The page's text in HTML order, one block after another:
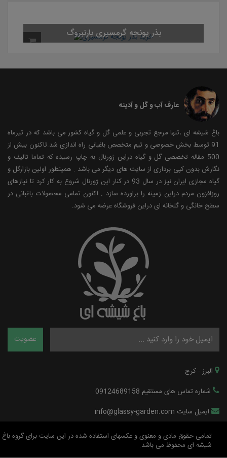
بذر یونجه گرمسیری بارنبروگ
عارف آب و گل و آدینه
باغ شیشه ای ،تنها مرجع تجربی و علمی گل و گیاه کشور می باشد که در تیرماه
91 توسط بخش خصوصی و تیم متخصص باغبانی راه اندازی شد.تاکنون بیش از
500 مقاله تخصصی گل و گیاه دراین ژورنال به چاپ رسیده که تماما تالیف و
نگارش بدون کپی برداری از سایت های دیگر می باشد . همینطور اولین بازارگل و
گیاه مجازی ایران نیز در سال 93 در کنار این ژورنال شروع به کار کرد تا نیازهای
روزافزون مردم دراین زمینه را براورده سازد . اکنون تمامی محصولات باغبانی در
سطح خانگی و گلخانه ای دراین فروشگاه عرضه می شود.
البرز - کرج
شماره تماس های مستقیم 09124689158
ایمیل سایت info@glassy-garden.com
تمامی حقوق مادی و معنوی و عکسهای استفاده شده در این سایت برای گروه باغ
شیشه ای محفوظ می باشد.